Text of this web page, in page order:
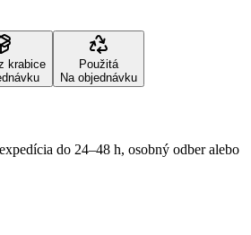
krabice
Použitá
Na objednávku
do 24–48 h, osobný odber alebo